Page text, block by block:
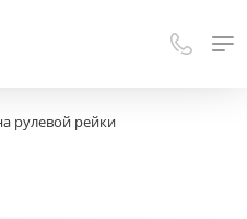
рулевой рейки